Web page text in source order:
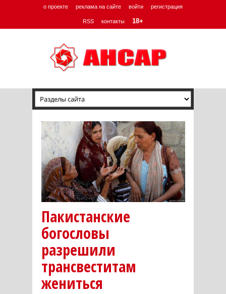
о проекте реклама на сайте войти регистрация
RSS контакты 18+
Пакистанские
богословы
разрешили
трансвеститам
жениться